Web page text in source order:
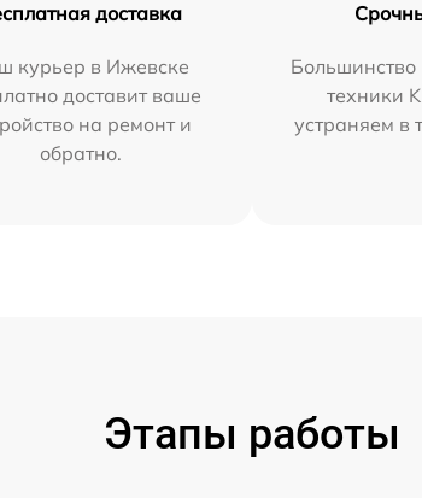
доставка
курьер в Ижевске
доставит ваше
на ремонт и
обратно.
Большинство
техники
устраняем в
Этапы работы